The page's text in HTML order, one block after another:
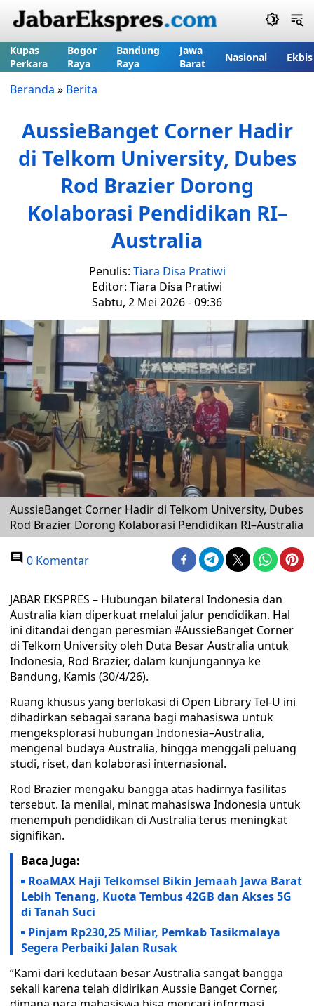
Kupas
Perkara
Bogor
Raya
Bandung
Raya
Jawa
Barat
Nasional Ekbis
Beranda » Berita
AussieBanget Corner Hadir
di Telkom University, Dubes
Rod Brazier Dorong
Kolaborasi Pendidikan RI–
Australia
Penulis: Tiara Disa Pratiwi
Editor: Tiara Disa Pratiwi
Sabtu, 2 Mei 2026 - 09:36
AussieBanget Corner Hadir di Telkom University, Dubes
Rod Brazier Dorong Kolaborasi Pendidikan RI–Australia
0 Komentar
JABAR EKSPRES – Hubungan bilateral Indonesia dan
Australia kian diperkuat melalui jalur pendidikan. Hal
ini ditandai dengan peresmian #AussieBanget Corner
di Telkom University oleh Duta Besar Australia untuk
Indonesia, Rod Brazier, dalam kunjungannya ke
Bandung, Kamis (30/4/26).
Ruang khusus yang berlokasi di Open Library Tel-U ini
dihadirkan sebagai sarana bagi mahasiswa untuk
mengeksplorasi hubungan Indonesia–Australia,
mengenal budaya Australia, hingga menggali peluang
studi, riset, dan kolaborasi internasional.
Rod Brazier mengaku bangga atas hadirnya fasilitas
tersebut. Ia menilai, minat mahasiswa Indonesia untuk
menempuh pendidikan di Australia terus meningkat
signifikan.
Baca Juga:
RoaMAX Haji Telkomsel Bikin Jemaah Jawa Barat
Lebih Tenang, Kuota Tembus 42GB dan Akses 5G
di Tanah Suci
Pinjam Rp230,25 Miliar, Pemkab Tasikmalaya
Segera Perbaiki Jalan Rusak
“Kami dari kedutaan besar Australia sangat bangga
sekali karena telah didirikan Aussie Banget Corner,